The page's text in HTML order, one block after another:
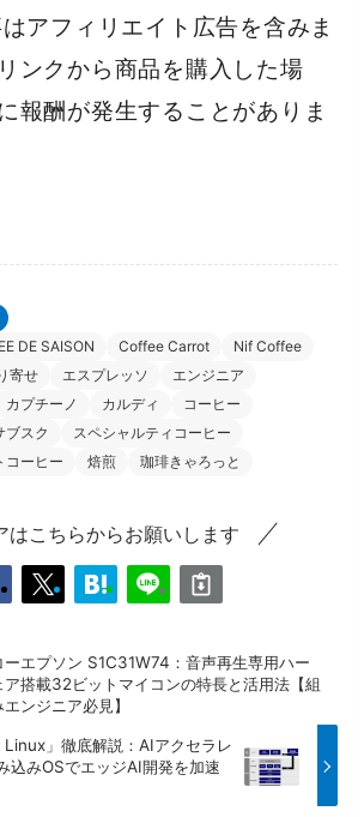
はアフィリエイト広告を含みま
ンクから商品を購入した場
報酬が発生することがありま
DE SAISON Coffee Carrot
Nif Coffee
寄せ エスプレッソ
エンジニア
カプチーノ カルディ
コーヒー
ブスク
スペシャルティコーヒー
コーヒー 焙煎 珈琲きゃろっと
はこちらからお願いします
ーエプソン S1C31W74：音声再生専用ハー
ア搭載32ビットマイコンの特長と活用法【組
ンジニア必見】
」徹底解説：AIアクセラレ
込みOSでエッジAI開発を加速